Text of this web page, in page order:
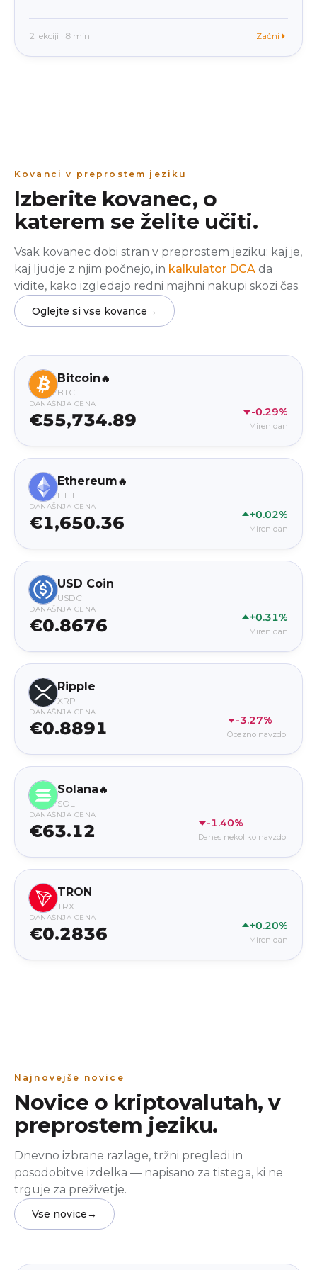
2 lekciji · 8 min Začni
Kovanci v preprostem jeziku
Izberite kovanec, o
katerem se želite učiti.
Vsak kovanec dobi stran v preprostem jeziku: kaj je,
kaj ljudje z njim počnejo, in kalkulator DCA da
vidite, kako izgledajo redni majhni nakupi skozi čas.
Oglejte si vse kovance→
Bitcoin🔥
BTC
DANAŠNJA CENA
€55,734.89 -0.29%
Miren dan
Ethereum🔥
ETH
DANAŠNJA CENA
€1,650.36 +0.02%
Miren dan
USD Coin
USDC
DANAŠNJA CENA
€0.8676 +0.31%
Miren dan
Ripple
XRP
DANAŠNJA CENA
€0.8891 -3.27%
Opazno navzdol
Solana🔥
SOL
DANAŠNJA CENA
€63.12 -1.40%
Danes nekoliko navzdol
TRON
TRX
DANAŠNJA CENA
€0.2836 +0.20%
Miren dan
Najnovejše novice
Novice o kriptovalutah, v
preprostem jeziku.
Dnevno izbrane razlage, tržni pregledi in
posodobitve izdelka — napisano za tistega, ki ne
trguje za preživetje.
Vse novice→